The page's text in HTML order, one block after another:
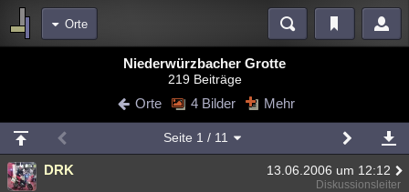
Orte
Blogs Videos
Chat Wiki Neuigkeiten
meine Rubriken
Menschen Mystery Kriminalfälle
Niederwürzbacher Grotte
219 Beiträge
Orte 4 Bilder Mehr
Seite 1 / 11
DRK 13.06.2006 um 12:12
Diskussionsleiter